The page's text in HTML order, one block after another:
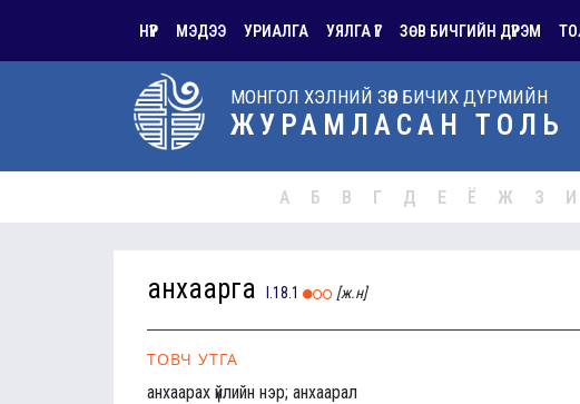
НҮҮР МЭДЭЭ УРИАЛГА УЯЛГА ҮГ ЗӨВ БИЧГИЙН ДҮРЭМ
МОНГОЛ ХЭЛНИЙ ЗӨВ БИЧИХ ДҮРМИЙН
ЖУРАМЛАСАН ТОЛЬ
А Б В Г Д Е Ё Ж З И
анхаарга I.18.1 [ж.н]
ТОВЧ УТГА
анхаарах үйлийн нэр; анхаарал